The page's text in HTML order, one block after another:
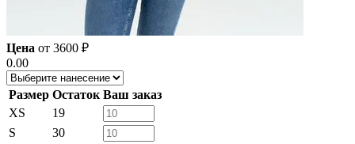
Цена от 3600 ₽
0.00
Размер Остаток Ваш заказ
XS
19
S
30